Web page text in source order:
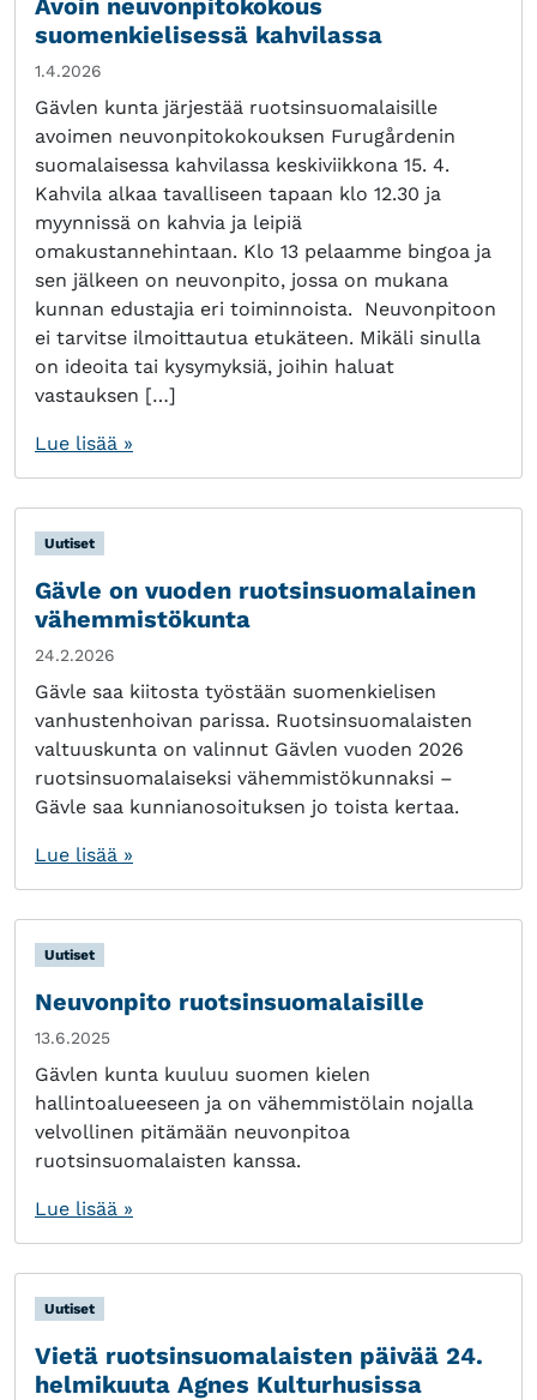
Avoin neuvonpitokokous
suomenkielisessä kahvilassa
1.4.2026
Gävlen kunta järjestää ruotsinsuomalaisille
avoimen neuvonpitokokouksen Furugårdenin
suomalaisessa kahvilassa keskiviikkona 15. 4.
Kahvila alkaa tavalliseen tapaan klo 12.30 ja
myynnissä on kahvia ja leipiä
omakustannehintaan. Klo 13 pelaamme bingoa ja
sen jälkeen on neuvonpito, jossa on mukana
kunnan edustajia eri toiminnoista. Neuvonpitoon
ei tarvitse ilmoittautua etukäteen. Mikäli sinulla
on ideoita tai kysymyksiä, joihin haluat
vastauksen […]
Lue lisää »
Uutiset
Gävle on vuoden ruotsinsuomalainen
vähemmistökunta
24.2.2026
Gävle saa kiitosta työstään suomenkielisen
vanhustenhoivan parissa. Ruotsinsuomalaisten
valtuuskunta on valinnut Gävlen vuoden 2026
ruotsinsuomalaiseksi vähemmistökunnaksi –
Gävle saa kunnianosoituksen jo toista kertaa.
Lue lisää »
Uutiset
Neuvonpito ruotsinsuomalaisille
13.6.2025
Gävlen kunta kuuluu suomen kielen
hallintoalueeseen ja on vähemmistölain nojalla
velvollinen pitämään neuvonpitoa
ruotsinsuomalaisten kanssa.
Lue lisää »
Uutiset
Vietä ruotsinsuomalaisten päivää 24.
helmikuuta Agnes Kulturhusissa